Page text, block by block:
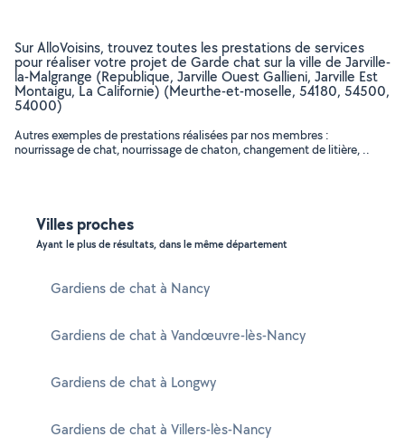
Sur AlloVoisins, trouvez toutes les prestations de services
pour réaliser votre projet de Garde chat sur la ville de Jarville-
la-Malgrange (Republique, Jarville Ouest Gallieni, Jarville Est
Montaigu, La Californie) (Meurthe-et-moselle, 54180, 54500,
54000)
Autres exemples de prestations réalisées par nos membres :
nourrissage de chat, nourrissage de chaton, changement de litière, ..
Villes proches
Ayant le plus de résultats, dans le même département
Gardiens de chat à Nancy
Gardiens de chat à Vandœuvre-lès-Nancy
Gardiens de chat à Longwy
Gardiens de chat à Villers-lès-Nancy